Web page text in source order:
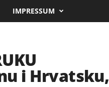
IMPRESSUM
i Hrvatsku,